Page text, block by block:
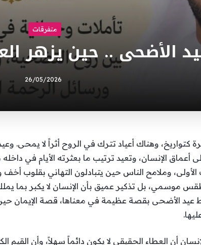
متفرقات
الأضحى .. حين يزهر
26/05/2026
كتواريخ، وهناك أعياد تترك في الروح أثراً لا يمحى.
أعماق الإنسان، وتعيد ترتيب ما بعثرته الأيام في
الأولى، وملامح الناس حين يتبادلون التهاني بقلوب
موسمي، بل تذكير عميق بأن الإنسان لا يكبر بما
عيد الأضحى بقصة عظيمة في معناها، قصة الإيمان
أن العطاء الحقيقي لا يكون دائماً سهلاً، وأن القيم